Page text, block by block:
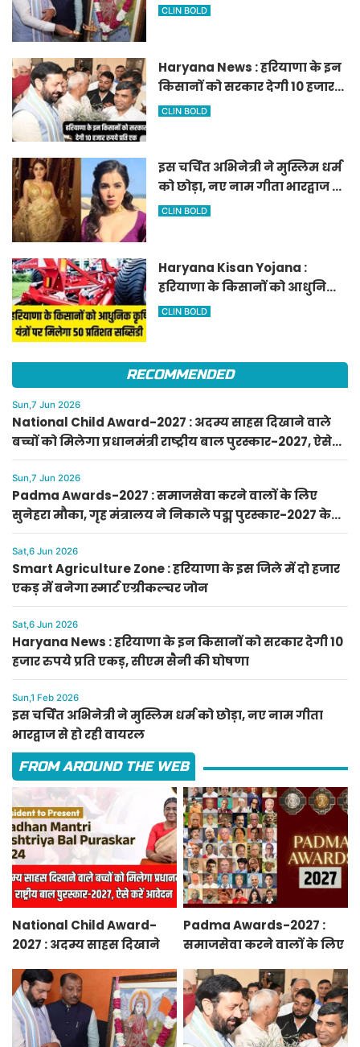
एकड़ में बनेगा स्मार्ट एग्रीकल्चर
CLIN BOLD
Haryana News : हरियाणा के इन
किसानों को सरकार देगी 10 हजार
रुपये प्रति एकड़, सीएम सैनी की
CLIN BOLD
इस चर्चित अभिनेत्री ने मुस्लिम धर्म
को छोड़ा, नए नाम गीता भारद्वाज से
हो रही वायरल
CLIN BOLD
Haryana Kisan Yojana :
हरियाणा के किसानों को आधुनिक
कृषि यंत्रों पर मिलेगा 50 प्रतिशत
CLIN BOLD
RECOMMENDED
Sun,7 Jun 2026
National Child Award-2027 : अदम्य साहस दिखाने वाले
बच्चों को मिलेगा प्रधानमंत्री राष्ट्रीय बाल पुरस्कार-2027, ऐसे
करें आवेदन
Sun,7 Jun 2026
Padma Awards-2027 : समाजसेवा करने वालों के लिए
सुनेहरा मौका, गृह मंत्रालय ने निकाले पद्म पुरस्कार-2027 के
लिए आवेदन
Sat,6 Jun 2026
Smart Agriculture Zone : हरियाणा के इस जिले में दो हजार
एकड़ में बनेगा स्मार्ट एग्रीकल्चर जोन
Sat,6 Jun 2026
Haryana News : हरियाणा के इन किसानों को सरकार देगी 10
हजार रुपये प्रति एकड़, सीएम सैनी की घोषणा
Sun,1 Feb 2026
इस चर्चित अभिनेत्री ने मुस्लिम धर्म को छोड़ा, नए नाम गीता
भारद्वाज से हो रही वायरल
FROM AROUND THE WEB
National Child Award-
2027 : अदम्य साहस दिखाने
प्रधानमंत्री राष्ट्रीय बाल
पुरस्कार-2027, ऐसे करें
आवेदन
Padma Awards-2027 :
समाजसेवा करने वालों के लिए
निकाले पद्म पुरस्कार-2027 के
लिए आवेदन